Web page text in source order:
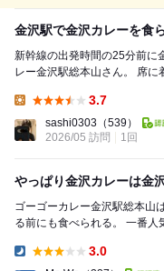
金沢駅で金沢カレーを食
新幹線の出発時間の25分前に
レー金沢駅総本山さん。 席に着いて時計を見るとあと20分。 時間的にカ
3.7
sashi0303 （539）
2026/05 訪問
1回
やっぱり金沢カレーは金
ゴーゴーカレー金沢駅総本山
る前にも食べられる。 一番人気は「ロースカツカレー・中盛」（950円税
3.0